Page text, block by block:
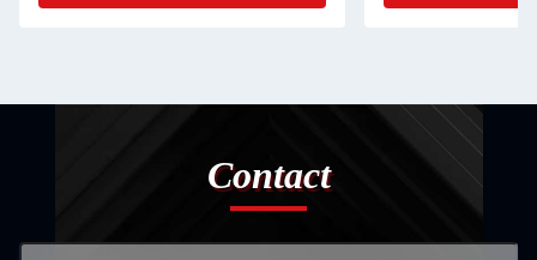
Contact